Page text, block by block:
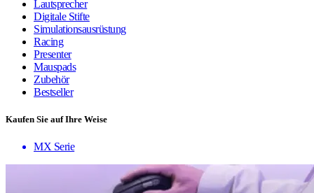
Lautsprecher
Digitale Stifte
Simulationsausrüstung
Racing
Presenter
Mauspads
Zubehör
Bestseller
Kaufen Sie auf Ihre Weise
MX Serie